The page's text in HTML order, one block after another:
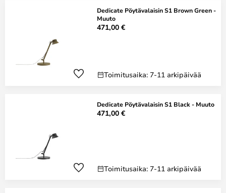
Dedicate Pöytävalaisin S1 Brown Green -
Muuto
471,00 €
Toimitusaika: 7-11 arkipäivää
Dedicate Pöytävalaisin S1 Black - Muuto
471,00 €
Toimitusaika: 7-11 arkipäivää